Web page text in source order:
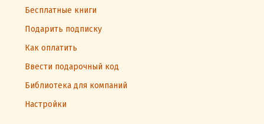
Бесплатные книги
Подарить подписку
Как оплатить
Ввести подарочный код
Библиотека для компаний
Настройки